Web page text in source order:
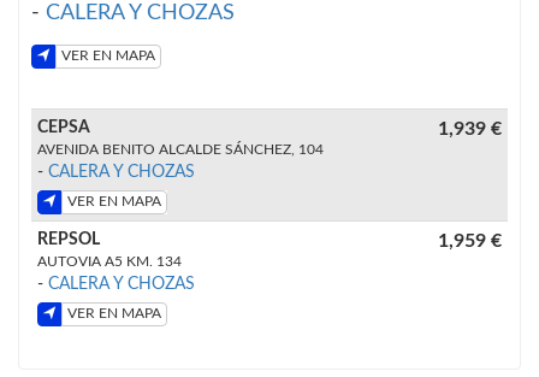
- CALERA Y CHOZAS
VER EN MAPA
CEPSA
AVENIDA BENITO ALCALDE SÁNCHEZ, 104
- CALERA Y CHOZAS
VER EN MAPA
1,939 €
REPSOL
AUTOVIA A5 KM. 134
- CALERA Y CHOZAS
VER EN MAPA
1,959 €